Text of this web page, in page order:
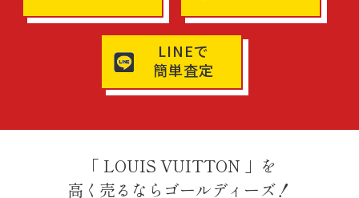
LINEで
簡単査定
「 LOUIS VUITTON 」を
高く売るならゴールディーズ！